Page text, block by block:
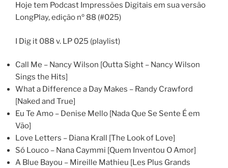
Hoje tem Podcast Impressões Digitais em sua versão
LongPlay, edição nº 88 (#025)
I Dig it 088 v. LP 025 (playlist)
Call Me – Nancy Wilson [Outta Sight – Nancy Wilson
Sings the Hits]
What a Difference a Day Makes – Randy Crawford
[Naked and True]
Eu Te Amo – Denise Mello [Nada Que Se Sente É em
Vão]
Love Letters – Diana Krall [The Look of Love]
Só Louco – Nana Caymmi [Quem Inventou O Amor]
A Blue Bayou – Mireille Mathieu [Les Plus Grands